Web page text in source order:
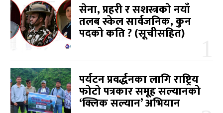
सेना, प्रहरी र सशस्त्रको नयाँ
तलब स्केल सार्वजनिक, कुन
पदको कति ? (सूचीसहित)
पर्यटन प्रवर्द्धनका लागि राष्ट्रिय
फोटो पत्रकार समूह सल्यानको
‘क्लिक सल्यान’ अभियान